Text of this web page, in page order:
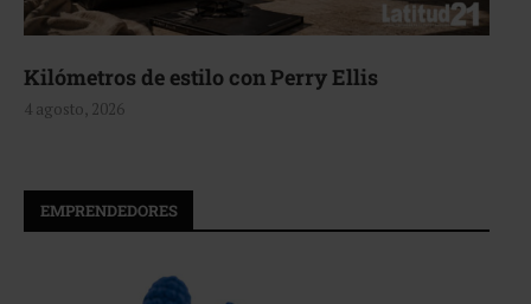
Kilómetros de estilo con Perry Ellis
4 agosto, 2026
EMPRENDEDORES